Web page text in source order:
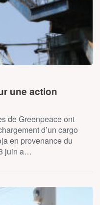
une action
de Greenpeace ont
d’un cargo
en provenance du
juin a…